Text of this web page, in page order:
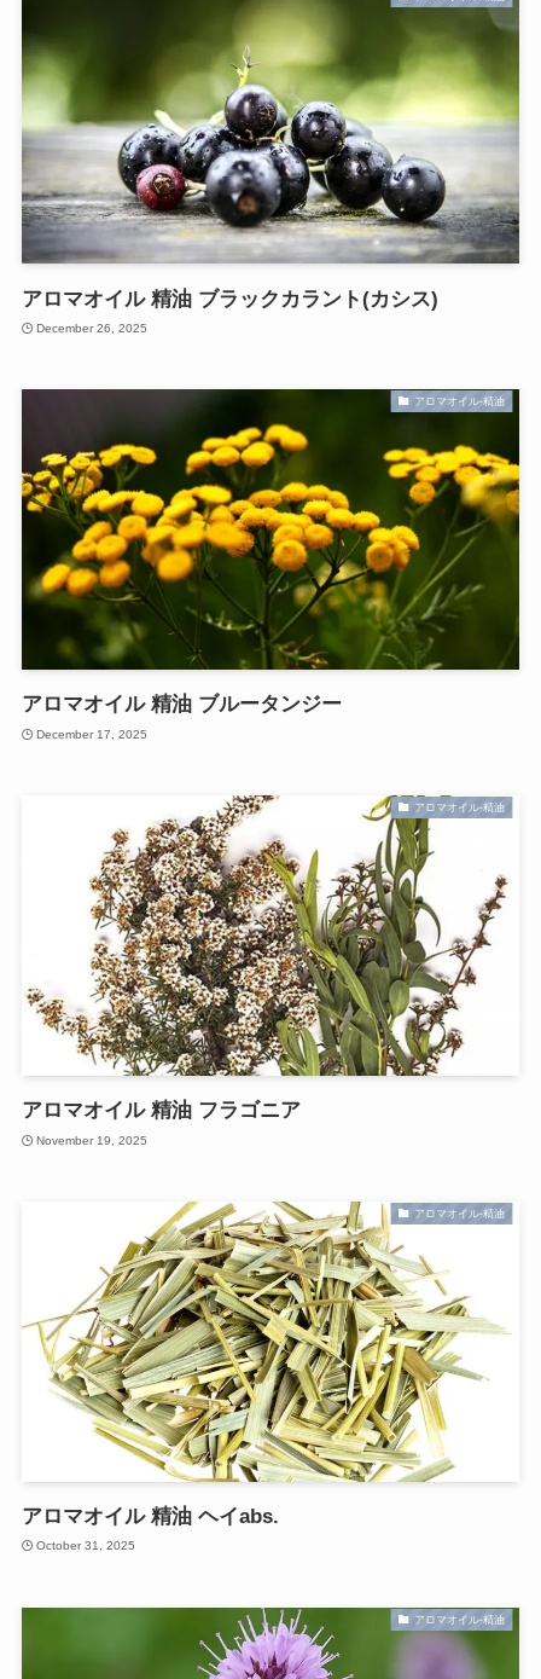
アロマオイル 精油 ブラックカラント(カシス)
December 26, 2025
アロマオイル-精油
アロマオイル 精油 ブルータンジー
December 17, 2025
アロマオイル-精油
アロマオイル 精油 フラゴニア
November 19, 2025
アロマオイル-精油
アロマオイル 精油 ヘイabs.
October 31, 2025
アロマオイル-精油